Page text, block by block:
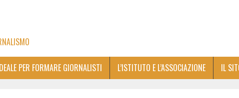
PER FORMARE GIORNALISTI L’ISTITUTO E L’ASSOCIAZIONE IL